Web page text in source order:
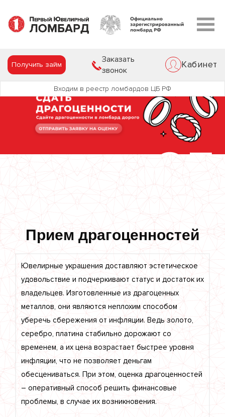
Кабинет
Заказать
звонок
Получить займ
Входим в реестр ломбардов ЦБ РФ
Прием драгоценностей
Ювелирные украшения доставляют эстетическое
удовольствие и подчеркивают статус и достаток их
владельцев. Изготовленные из драгоценных
металлов, они являются неплохим способом
уберечь сбережения от инфляции. Ведь золото,
серебро, платина стабильно дорожают со
временем, а их цена возрастает быстрее уровня
инфляции, что не позволяет деньгам
обесцениваться. При этом, оценка драгоценностей
– оперативный способ решить финансовые
проблемы, в случае их возникновения.